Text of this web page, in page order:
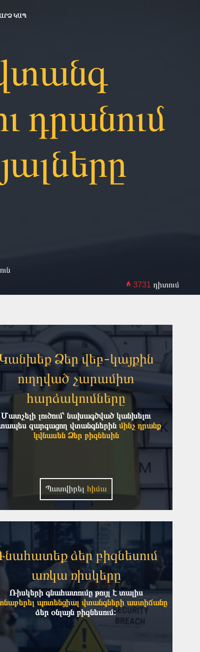
ԿԱՊ
դրանում
3731 դիտում
Ձեր վեբ-կայքին
ուղղված չարամիտ
հարձակումները
Մատչելի լուծում՝ նախագծված կանխելու
զարգացող վտանգներինմինչ դրանք
կվնասեն Ձեր բիզնեսին
Պատվիրել հիմա
ձեր բիզնեսում
առկա ռիսկերը
Ռիսկերի գնահատումը թույլ է տալիս
պոտենցիալ վտանգների աստիճանը
ձեր օնլայն բիզնեսում: